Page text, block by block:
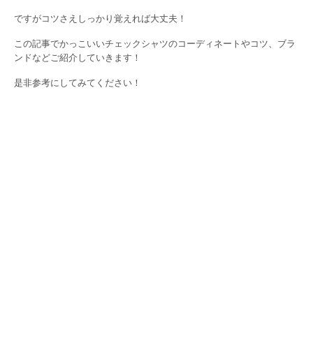
ですがコツさえしっかり覚えれば大丈夫！
この記事でかっこいいチェックシャツのコーディネートやコツ、ブラ
ンドなどご紹介していきます！
是非参考にしてみてください！